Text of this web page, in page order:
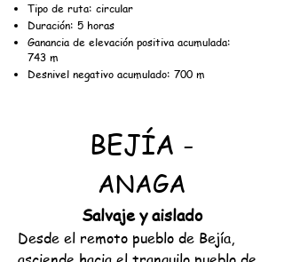
Tipo de ruta: circular
Duración: 5 horas
Ganancia de elevación positiva acumulada:
743 m
Desnivel negativo acumulado: 700 m
BEJÍA -
ANAGA
Salvaje y aislado
Desde el remoto pueblo de Bejía,